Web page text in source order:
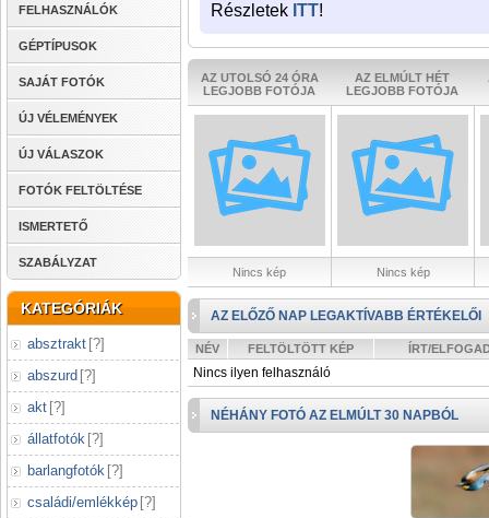
FELHASZNÁLÓK
GÉPTÍPUSOK
SAJÁT FOTÓK
ÚJ VÉLEMÉNYEK
ÚJ VÁLASZOK
FOTÓK FELTÖLTÉSE
ISMERTETŐ
SZABÁLYZAT
KATEGÓRIÁK
absztrakt [?]
abszurd [?]
akt [?]
állatfotók [?]
barlangfotók [?]
családi/emlékkép [?]
Részletek ITT!
AZ UTOLSÓ 24 ÓRA
LEGJOBB FOTÓJA
AZ ELMÚLT HÉT
LEGJOBB FOTÓJA
Nincs kép Nincs kép
AZ ELŐZŐ NAP LEGAKTÍVABB ÉRTÉKELŐI
NÉV FELTÖLTÖTT KÉP ÍRT/
Nincs ilyen felhasználó
NÉHÁNY FOTÓ AZ ELMÚLT 30 NAPBÓL